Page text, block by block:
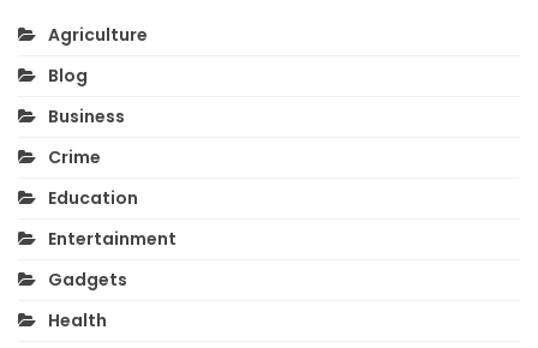
Agriculture
Blog
Business
Crime
Education
Entertainment
Gadgets
Health